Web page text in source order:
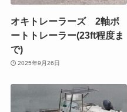
オキトレーラーズ 2軸ボ
ートトレーラー(23ft程度ま
で)
2025年9月26日